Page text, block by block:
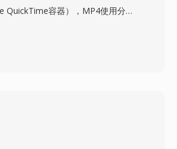
QuickTime容器），MP4使用分层
，可以封装几乎所有类型的媒体
。标准化的结构和广泛的编解码器